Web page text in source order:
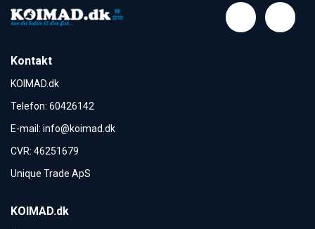
Kontakt
KOIMAD.dk
Telefon: 60426142
E-mail : info@koimad.dk
CVR: 46251679
Unique Trade ApS
KOIMAD.dk